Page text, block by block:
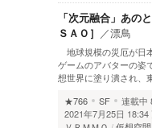
「次元融合」あの
ＳＡＯ］ ／漂鳥
地球規模の災厄が日
ゲームのアバターの
想世界に塗り潰され、
★766
SF 連載中
2021年7月25日 18:34